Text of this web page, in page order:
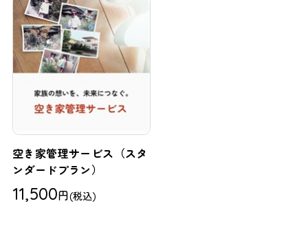
空き家管理サービス（スタ
ンダードプラン）
11,500円(税込)